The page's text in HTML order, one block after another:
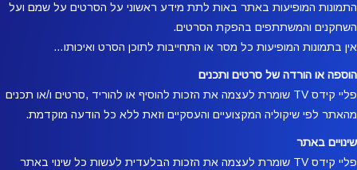
התמונות המופיעות באתר באות לתת מידע ראשוני על הסרטים על שמם ועל
השחקנים והמשתתפים בהפקת הסרטים.
אין בתמונות המופיעות כל מסר או התחייבות לתוכן הסרט ואיכותו…
הוספה או הורדה של סרטים ותכנים
פליי קידס TV שומרת לעצמה את הזכות להוסיף או להוריד ,סרטים ו/או תכנים
מהאתר לפי שיקוליה המקצועיים והעסקיים וזאת ללא כל הודעה מוקדמת.
שינויים באתר
פליי קידס TV שומרת לעצמה את הזכות הבלעדית לעשות כל שינוי באתר